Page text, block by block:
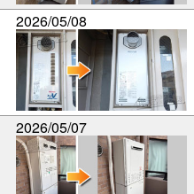
2026/05/08
2026/05/07